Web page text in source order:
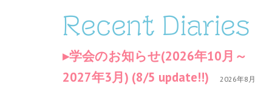
Recent Diaries
学会のお知らせ(2026年10月～
2027年3月) (8/5 update!!)
2026年8月